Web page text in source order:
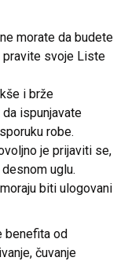
morate da budete
svoje Liste
i brže
ispunjavate
robe.
je prijaviti se,
uglu.
biti ulogovani
benefita od
čuvanje